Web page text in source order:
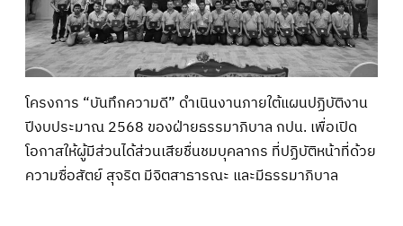
โครงการ “บันทึกความดี” ดำเนินงานภายใต้แผนปฏิบัติงาน
ปีงบประมาณ 2568 ของฝ่ายธรรมาภิบาล กปน. เพื่อเปิด
โอกาสให้ผู้มีส่วนได้ส่วนเสียชื่นชมบุคลากร ที่ปฏิบัติหน้าที่ด้วย
ความซื่อสัตย์ สุจริต มีจิตสาธารณะ และมีธรรมาภิบาล